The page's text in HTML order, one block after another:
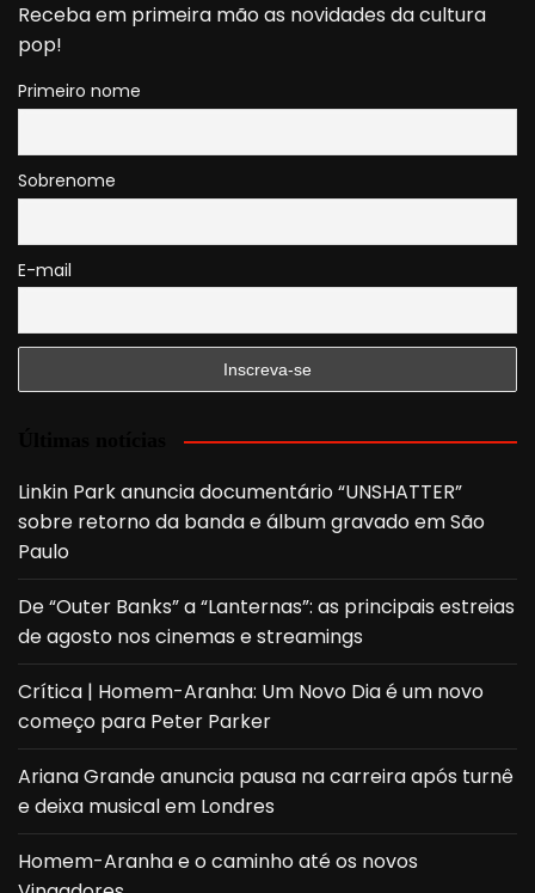
Receba em primeira mão as novidades da cultura
pop!
Primeiro nome
Sobrenome
E-mail
Linkin Park anuncia documentário “UNSHATTER”
sobre retorno da banda e álbum gravado em São
Paulo
De “Outer Banks” a “Lanternas”: as principais estreias
de agosto nos cinemas e streamings
Crítica | Homem-Aranha: Um Novo Dia é um novo
começo para Peter Parker
Ariana Grande anuncia pausa na carreira após turnê
e deixa musical em Londres
Homem-Aranha e o caminho até os novos